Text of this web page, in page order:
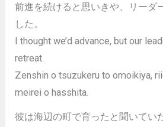
前進を続けると思いきや、リーダ
した。
I thought we’d advance, but our
retreat.
Zenshin o tsuzukeru to omoikiya,
meirei o hasshita.
彼は海辺の町で育ったと聞いてい